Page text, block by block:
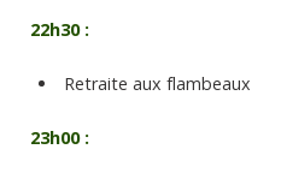
22h30 :
Retraite aux flambeaux
23h00 :